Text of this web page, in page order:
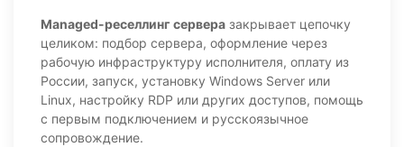
Managed-реселлинг сервера закрывает цепочку
целиком: подбор сервера, оформление через
рабочую инфраструктуру исполнителя, оплату из
России, запуск, установку Windows Server или
Linux, настройку RDP или других доступов, помощь
с первым подключением и русскоязычное
сопровождение.